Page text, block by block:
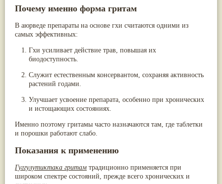
Почему именно форма гритам
В аюрведе препараты на основе гхи считаются одними из
самых эффективных:
Гхи усиливает действие трав , повышая их
биодоступность.
Служит естественным консервантом , сохраняя активность
растений годами.
Улучшает усвоение препарата, особенно при хронических
и истощающих состояниях.
Именно поэтому гритамы часто назначаются там, где таблетки
и порошки работают слабо.
Показания к применению
Гуггулутиктака гритам традиционно применяется при
широком спектре состояний, прежде всего хронических и
Касторовое масло(8)
Мята(8)
Пушкара(8)
more...